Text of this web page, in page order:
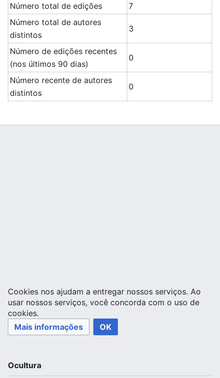
Número total de edições
7
Número total de autores
distintos
3
Número de edições recentes
(nos últimos 90 dias)
0
Número recente de autores
distintos
0
Cookies nos ajudam a entregar nossos serviços. Ao
usar nossos serviços, você concorda com o uso de
cookies.
Mais informações
OK
Ocultura